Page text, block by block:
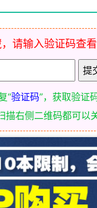
请输入验证码查
“验证码”，获取验证
描右侧二维码都可以